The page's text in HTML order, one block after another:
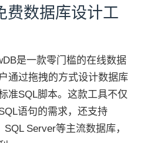
费数据库设计工
是一款零门槛的在线数据
通过拖拽的方式设计数据库
准SQL脚本。这款工具不仅
语句的需求，还支持
Server等主流数据库，